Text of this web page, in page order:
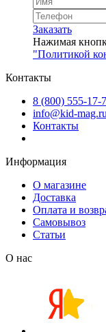
Заказать
Нажимая
"Политикой
Контакты
8 (800) 555-17-
info@kid-mag.ru
Контакты
Информация
О магазине
Доставка
Оплата и
Самовывоз
Статьи
О нас